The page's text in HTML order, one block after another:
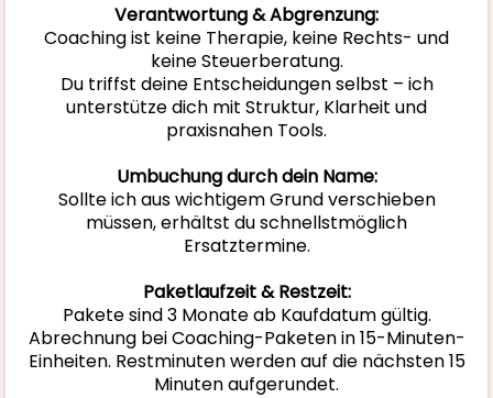
Verantwortung & Abgrenzung:
Coaching ist keine Therapie, keine Rechts- und
keine Steuerberatung.
Du triffst deine Entscheidungen selbst – ich
unterstütze dich mit Struktur, Klarheit und
praxisnahen Tools.
Umbuchung durch dein Name:
Sollte ich aus wichtigem Grund verschieben
müssen, erhältst du schnellstmöglich
Ersatztermine.
Paketlaufzeit & Restzeit:
Pakete sind 3 Monate ab Kaufdatum gültig.
Abrechnung bei Coaching-Paketen in 15-Minuten-
Einheiten. Restminuten werden auf die nächsten 15
Minuten aufgerundet.